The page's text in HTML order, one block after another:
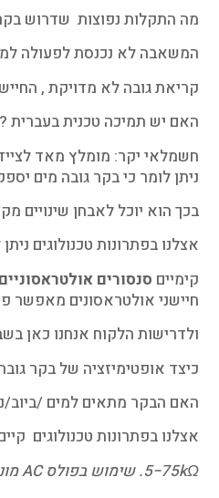
מה התקלות נפוצות שדרוש
המשאבה לא נכנסת לפעולה
קריאת גובה לא מדויקת ,
האם יש תמיכה טכנית בעברית ?
חשמלאי יקר: מומלץ מאד
ניתן לומר כי בקר גובה מים
בכך הוא יוכל לאבחן שינויים
אצלנו בפתרונות טכנולוגים
קימיים סנסורים אולטראסוניים
חיישני אולטראסונים מאפשר
ולדרישות הלקוח אנחנו כאן
כיצד אופטימיזציה של בקר
האם הבקר מתאים למים /
אצלנו בפתרונות טכנולוגים
5−75kΩ . שימוש בפולסAC